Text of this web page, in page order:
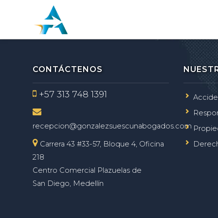
CONTÁCTENOS
+57 313 748 1391
recepcion@gonzalezsuescunabogados.com
Carrera 43 #33-57, Bloque 4, Oficina
218
Centro Comercial Plazuelas de
San Diego, Medellín